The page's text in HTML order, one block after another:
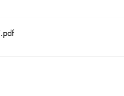
.pdf